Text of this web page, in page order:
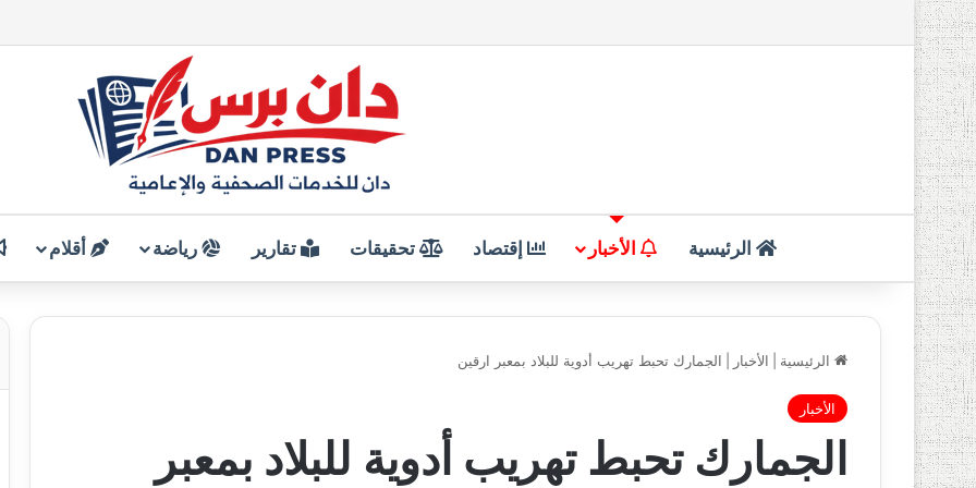
الرئيسية الأخبار إقتصاد تحقيقات تقارير رياضة أقلام
الرئيسية الأخبار الجمارك تحبط تهريب أدوية للبلاد بمعبر ارقين
الأخبار
الجمارك تحبط تهريب أدوية للبلاد بمعبر